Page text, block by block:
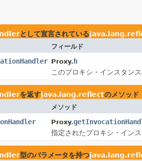
として宣言されている
フィールド
Proxy.h
このプロキシ・インスタン
を返すjava.lang.reflectのメソッド
メソッド
Proxy.
指定されたプロキシ・イン
型のパラメータを持つ